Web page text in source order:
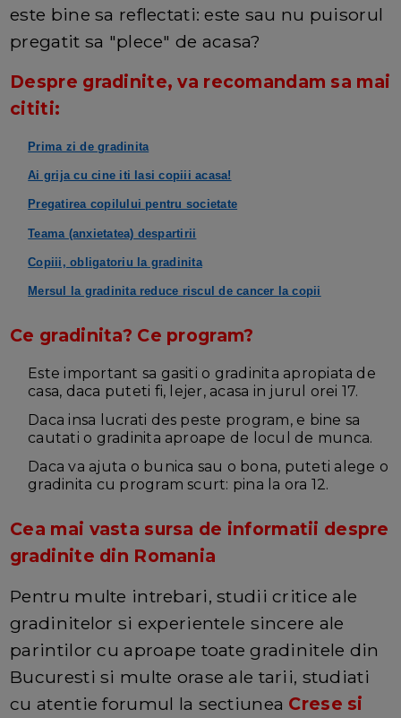
este bine sa reflectati: este sau nu puisorul
pregatit sa "plece" de acasa?
Despre gradinite, va recomandam sa mai
cititi:
Prima zi de gradinita
Ai grija cu cine iti lasi copiii acasa!
Pregatirea copilului pentru societate
Teama (anxietatea) despartirii
Copiii, obligatoriu la gradinita
Mersul la gradinita reduce riscul de cancer la copii
Ce gradinita? Ce program?
Este important sa gasiti o gradinita apropiata de
casa, daca puteti fi, lejer, acasa in jurul orei 17.
Daca insa lucrati des peste program, e bine sa
cautati o gradinita aproape de locul de munca.
Daca va ajuta o bunica sau o bona, puteti alege o
gradinita cu program scurt: pina la ora 12.
Cea mai vasta sursa de informatii despre
gradinite din Romania
Pentru multe intrebari, studii critice ale
gradinitelor si experientele sincere ale
parintilor cu aproape toate gradinitele din
Bucuresti si multe orase ale tarii, studiati
cu atentie forumul la sectiunea Crese si